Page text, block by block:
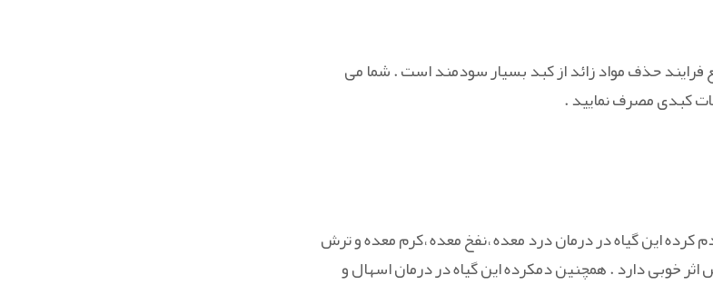
فرایند حذف مواد زائد از کبد بسیار سودمند است . شما می
کبدی مصرف نمایید .
این گیاه در درمان درد معده ،نفخ معده ،کرم معده و ترش
خوبی دارد . همچنین دمکرده این گیاه در درمان اسهال و